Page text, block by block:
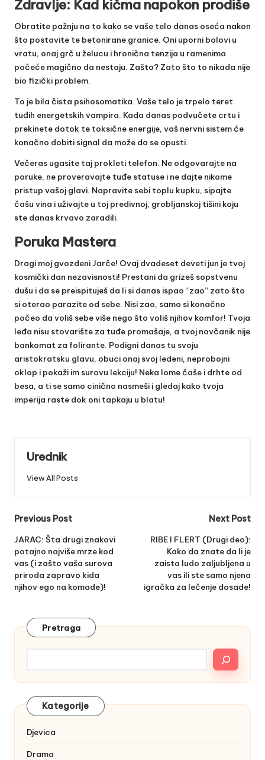
Zdravlje: Kad kičma napokon prodiše
Obratite pažnju na to kako se vaše telo danas oseća nakon
što postavite te betonirane granice. Oni uporni bolovi u
vratu, onaj grč u želucu i hronična tenzija u ramenima
počeće magično da nestaju. Zašto? Zato što to nikada nije
bio fizički problem.
To je bila čista psihosomatika. Vaše telo je trpelo teret
tuđih energetskih vampira. Kada danas podvučete crtu i
prekinete dotok te toksične energije, vaš nervni sistem će
konačno dobiti signal da može da se opusti.
Večeras ugasite taj prokleti telefon. Ne odgovarajte na
poruke, ne proveravajte tuđe statuse i ne dajte nikome
pristup vašoj glavi. Napravite sebi toplu kupku, sipajte
čašu vina i uživajte u toj predivnoj, grobljanskoj tišini koju
ste danas krvavo zaradili.
Poruka Mastera
Dragi moj gvozdeni Jarče! Ovaj dvadeset deveti jun je tvoj
kosmički dan nezavisnosti! Prestani da grizeš sopstvenu
dušu i da se preispituješ da li si danas ispao “zao” zato što
si oterao parazite od sebe. Nisi zao, samo si konačno
počeo da voliš sebe više nego što voliš njihov komfor! Tvoja
leđa nisu stovarište za tuđe promašaje, a tvoj novčanik nije
bankomat za folirante. Podigni danas tu svoju
aristokratsku glavu, obuci onaj svoj ledeni, neprobojni
oklop i pokaži im surovu lekciju! Neka lome čaše i drhte od
besa, a ti se samo cinično nasmeši i gledaj kako tvoja
imperija raste dok oni tapkaju u blatu!
Urednik
View All Posts
Post
navigation
Previous Post
JARAC: Šta drugi znakovi
potajno najviše mrze kod
vas (i zašto vaša surova
priroda zapravo kida
njihov ego na komade)!
Next Post
RIBE I FLERT (Drugi deo):
Kako da znate da li je
zaista ludo zaljubljena u
vas ili ste samo njena
igračka za lečenje dosade!
Pretraga
Kategorije
Djevica
Drama